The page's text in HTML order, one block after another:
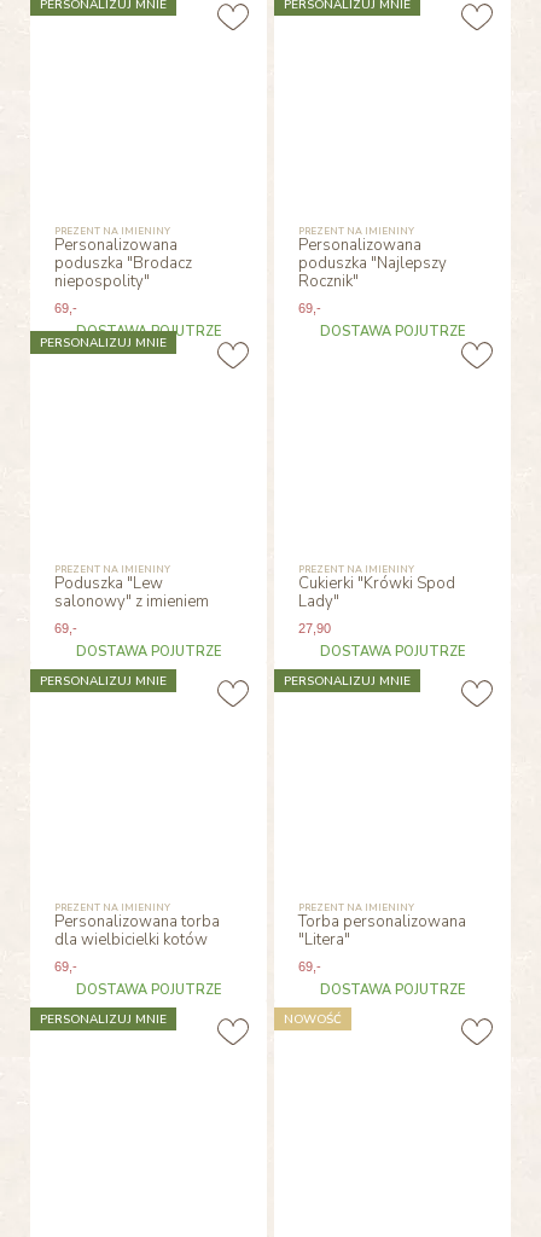
PREZENT NA IMIENINY
Personalizowana
poduszka "Brodacz
niepospolity"
69,-
DOSTAWA POJUTRZE
PERSONALIZUJ MNIE
PREZENT NA IMIENINY
Personalizowana
poduszka "Najlepszy
Rocznik"
69 ,-
DOSTAWA POJUTRZE
PERSONALIZUJ MNIE
PREZENT NA IMIENINY
Poduszka "Lew
salonowy" z imieniem
69,-
DOSTAWA POJUTRZE
PERSONALIZUJ MNIE
PREZENT NA IMIENINY
Cukierki "Krówki Spod
Lady"
27 ,90
DOSTAWA POJUTRZE
PREZENT NA IMIENINY
Personalizowana torba
dla wielbicielki kotów
69,-
DOSTAWA POJUTRZE
PERSONALIZUJ MNIE
PREZENT NA IMIENINY
Torba personalizowana
"Litera"
69 ,-
DOSTAWA POJUTRZE
PERSONALIZUJ MNIE
PERSONALIZUJ MNIE NOWOŚĆ